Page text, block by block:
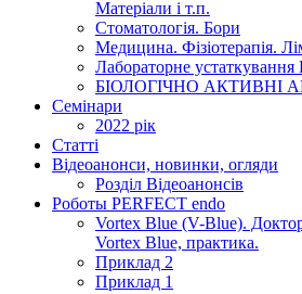
Матеріали і т.п.
Стоматологія. Бори
Медицина. Фізіотерапія.
Лабораторне
БІОЛОГІЧНО АКТИВНІ
Семінари
2022 рік
Статті
Відеоанонси, новинки, огляди
Розділ Відеоанонсів
Роботы PERFECT endo
Vortex Blue (V-Blue).
Vortex Blue, практика.
Приклад 2
Приклад 1